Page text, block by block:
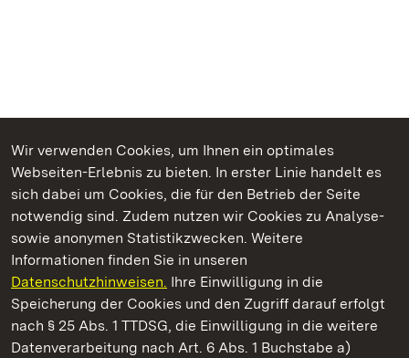
Wir verwenden Cookies, um Ihnen ein optimales
Webseiten-Erlebnis zu bieten. In erster Linie handelt es
sich dabei um Cookies, die für den Betrieb der Seite
notwendig sind. Zudem nutzen wir Cookies zu Analyse-
sowie anonymen Statistikzwecken. Weitere
Informationen finden Sie in unseren
Datenschutzhinweisen. Ihre Einwilligung in die
Speicherung der Cookies und den Zugriff darauf erfolgt
nach § 25 Abs. 1 TTDSG, die Einwilligung in die weitere
Datenverarbeitung nach Art. 6 Abs. 1 Buchstabe a)
Kommen. Staunen. Genießen.
Staatliche Schlösser und Gärten Baden‑Württemberg
Staatliche Schlösser und Gärten Baden-Württemberg